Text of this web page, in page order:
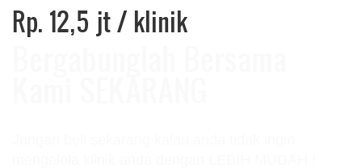
Rp. 12,5 jt/ klinik